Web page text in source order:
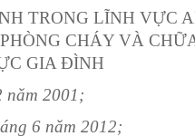
TRONG LĨNH VỰC
CHÁY VÀ
GIA ĐÌNH
năm 2001;
6 năm 2012;